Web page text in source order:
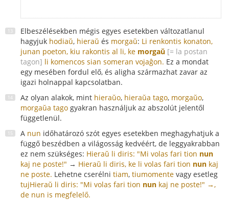
Elbeszélésekben mégis egyes esetekben változatlanul
hagyjuk hodiaŭ, hieraŭ és morgaŭ: Li renkontis konaton,
junan poeton, kiu rakontis al li, ke morgaŭ [= la postan
tagon] li komencos sian someran vojaĝon. Ez a mondat
egy mesében fordul elő, és aligha származhat zavar az
igazi holnappal kapcsolatban.
Az olyan alakok, mint hieraŭo, hieraŭa tago, morgaŭo,
morgaŭa tago gyakran használjuk az abszolút jelentől
függetlenül.
A nun időhatározó szót egyes esetekben meghagyhatjuk a
függő beszédben a világosság kedvéért, de leggyakrabban
ez nem szükséges: Hieraŭ li diris: "Mi volas fari tion nun
kaj ne poste!" → Hieraŭ li diris, ke li volas fari tion nun kaj
ne poste. Lehetne cserélni tiam, tiumomente vagy esetleg
tujHieraŭ li diris: "Mi volas fari tion nun kaj ne poste!" →,
de nun is megfelelő.